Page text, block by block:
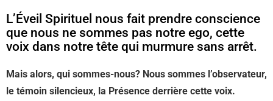
L’Éveil Spirituel nous fait prendre conscience
que nous ne sommes pas notre ego, cette
voix dans notre tête qui murmure sans arrêt.
Mais alors, qui sommes-nous? Nous sommes l’observateur,
le témoin silencieux, la Présence derrière cette voix.